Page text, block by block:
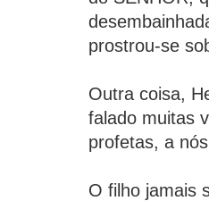
prostrou-se
Outra coisa,
falado muitas
profetas, a
O filho jamais